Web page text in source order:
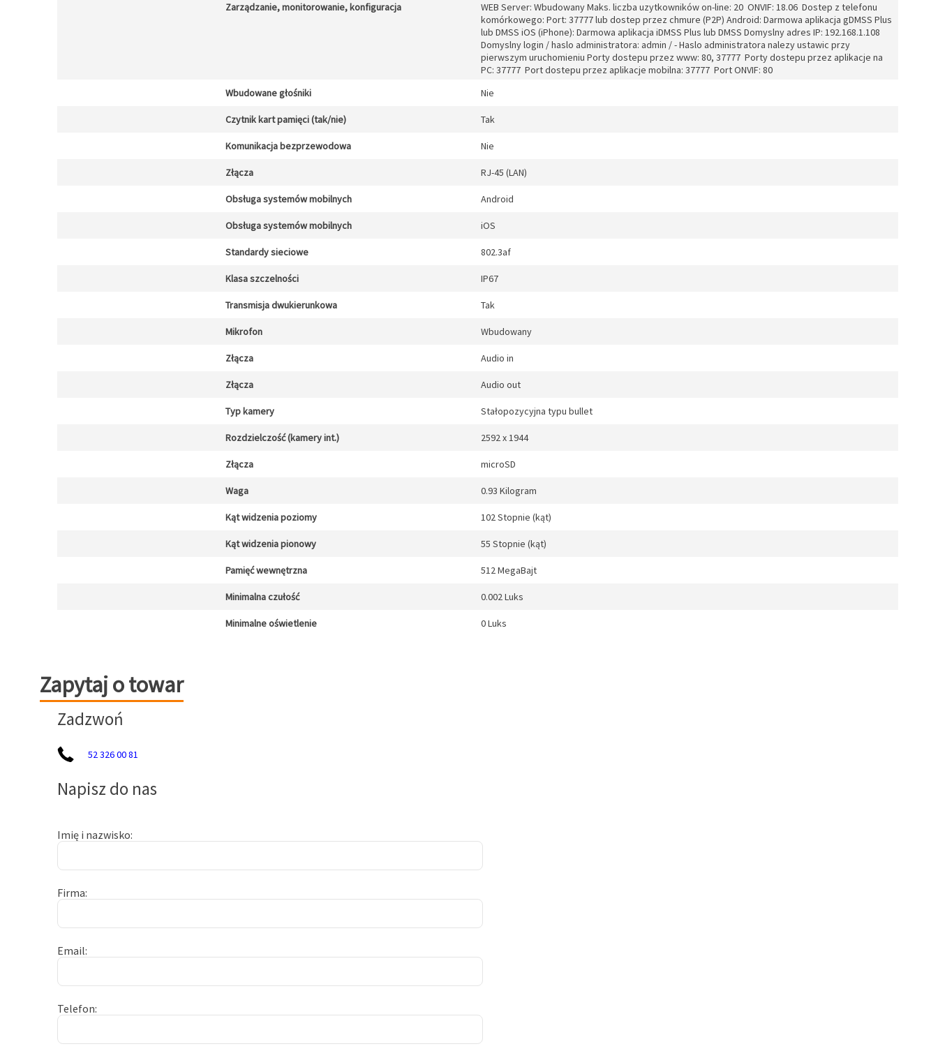
Zarządzanie, monitorowanie, konfiguracja
WEB Server: Wbudowany Maks. liczba uzytkowników on-line: 20 ONVIF: 18.06 Dostep z telefonu
komórkowego: Port: 37777 lub dostep przez chmure (P2P) Android: Darmowa aplikacja gDMSS Plus
lub DMSS iOS (iPhone): Darmowa aplikacja iDMSS Plus lub DMSS Domyslny adres IP: 192.168.1.108
Domyslny login / haslo administratora: admin / - Haslo administratora nalezy ustawic przy
pierwszym uruchomieniu Porty dostepu przez www: 80, 37777 Porty dostepu przez aplikacje na
PC: 37777 Port dostepu przez aplikacje mobilna: 37777 Port ONVIF: 80
Wbudowane głośniki
Nie
Czytnik kart pamięci (tak/nie) Tak
Komunikacja bezprzewodowa Nie
Złącza RJ-45 (LAN)
Obsługa systemów mobilnych Android
Obsługa systemów mobilnych iOS
Standardy sieciowe 802.3af
Klasa szczelności IP67
Transmisja dwukierunkowa Tak
Mikrofon Wbudowany
Złącza Audio in
Złącza Audio out
Typ kamery Stałopozycyjna typu bullet
Rozdzielczość (kamery int.) 2592 x 1944
Złącza microSD
Waga 0.93 Kilogram
Kąt widzenia poziomy 102 Stopnie (kąt)
Kąt widzenia pionowy 55 Stopnie (kąt)
Pamięć wewnętrzna 512 MegaBajt
Minimalna czułość 0.002 Luks
Minimalne oświetlenie 0 Luks
Zapytaj o towar
Zapytaj o towar
Zadzwoń
52 326 00 81
Napisz do nas
Imię i nazwisko
Firma
Email
Telefon